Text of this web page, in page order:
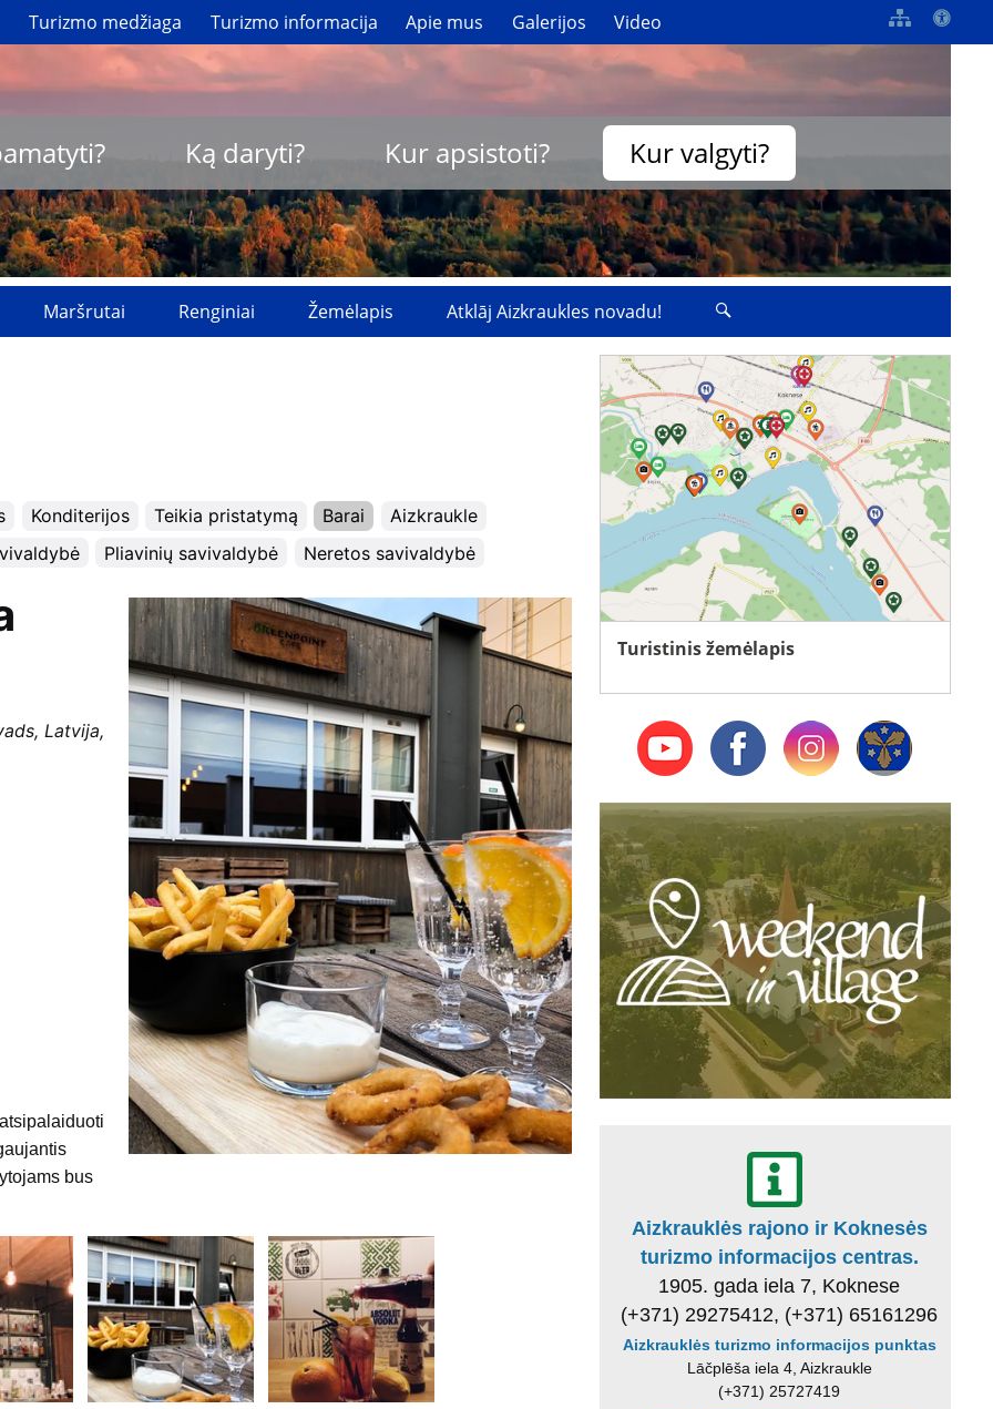
Turizmo medžiaga Turizmo informacija Apie mus Galerijos Video
Ką daryti? Kur apsistoti? Kur valgyti?
Maršrutai Renginiai Žemėlapis Atklāj Aizkraukles novadu!
Konditerijos Teikia pristatymą Barai
Aizkraukle
Pliavinių savivaldybė Neretos savivaldybė
Latvija,
bus
Turistinis žemėlapis
Aizkrauklės rajono ir Koknesės
turizmo informacijos centras.
1905. gada iela 7, Koknese
(+371) 29275412, (+371) 65161296
Aizkrauklės turizmo informacijos punktas
Lāčplēša iela 4, Aizkraukle
(+371) 25727419